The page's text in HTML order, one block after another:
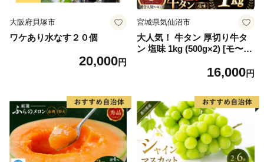
大阪府貝塚市
ワケあり水なす２０個
20,000円
宮城県気仙沼市
大人気！ 牛タン 厚切り牛タ
ン 塩味 1kg (500g×2) [モ〜ラ
60] 肉 牛肉 精肉 牛たん 牛タ
厚切り タン
16,000円